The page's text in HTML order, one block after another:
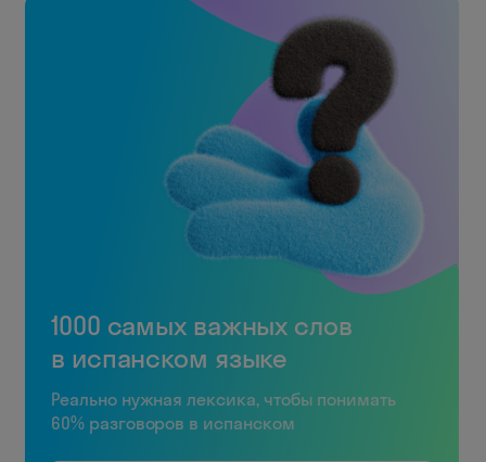
1000 самых важных слов
в испанском языке
Реально нужная лексика, чтобы понимать
60% разговоров в испанском